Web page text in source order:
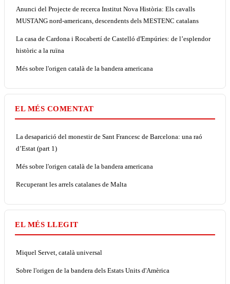
Anunci del Projecte de recerca Institut Nova Història: Els cavalls
MUSTANG nord-americans, descendents dels MESTENC catalans
La casa de Cardona i Rocabertí de Castelló d'Empúries: de l’esplendor
històric a la ruïna
Més sobre l'origen català de la bandera americana
EL MÉS COMENTAT
La desaparició del monestir de Sant Francesc de Barcelona: una raó
d’Estat (part 1)
Més sobre l'origen català de la bandera americana
Recuperant les arrels catalanes de Malta
EL MÉS LLEGIT
Miquel Servet, català universal
Sobre l'origen de la bandera dels Estats Units d'Amèrica